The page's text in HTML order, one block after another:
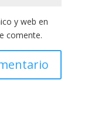
y web en
comente.